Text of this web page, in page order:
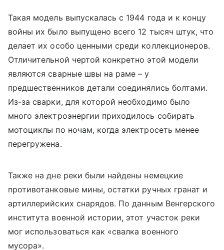
Такая модель выпускалась с 1944 года и к концу
войны их было выпущено всего 12 тысяч штук, что
делает их особо ценными среди коллекционеров.
Отличительной чертой конкретно этой модели
являются сварные швы на раме – у
предшественников детали соединялись болтами.
Из-за сварки, для которой необходимо было
много электроэнергии приходилось собирать
мотоциклы по ночам, когда электросеть менее
перегружена.
Также на дне реки были найдены немецкие
противотанковые мины, остатки ручных гранат и
артиллерийских снарядов. По данным Венгерского
института военной истории, этот участок реки
мог использоваться как «свалка военного
мусора».